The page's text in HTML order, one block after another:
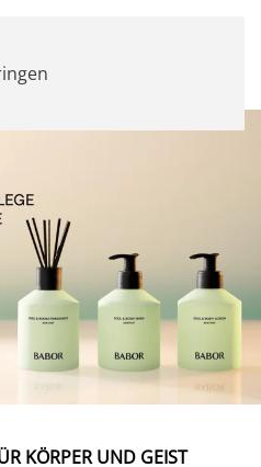
KÖRPER UND GEIST